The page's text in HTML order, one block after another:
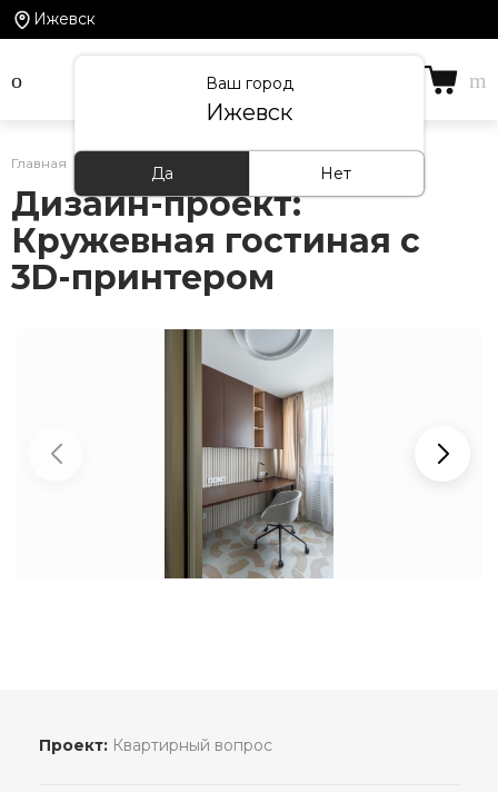
Ижевск
Ваш город
Ижевск
Да Нет
Главная Проекты
Дизайн-проект:
Кружевная гостиная с
3D-принтером
Проект: Квартирный вопрос